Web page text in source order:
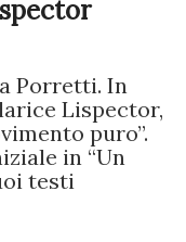
Porretti. In
Lispector,
puro”.
in “Un
testi